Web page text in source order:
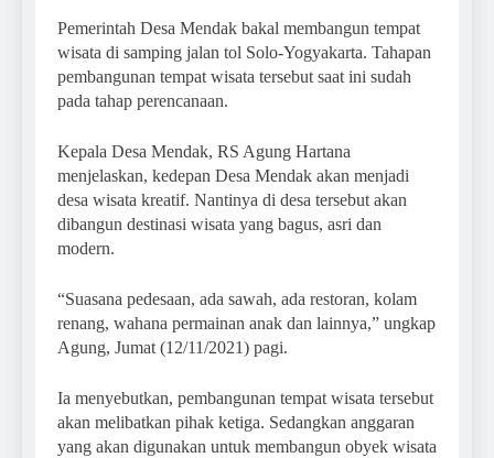
Pemerintah Desa Mendak bakal membangun tempat
wisata di samping jalan tol Solo-Yogyakarta. Tahapan
pembangunan tempat wisata tersebut saat ini sudah
pada tahap perencanaan.
Kepala Desa Mendak, RS Agung Hartana
menjelaskan, kedepan Desa Mendak akan menjadi
desa wisata kreatif. Nantinya di desa tersebut akan
dibangun destinasi wisata yang bagus, asri dan
modern.
“Suasana pedesaan, ada sawah, ada restoran, kolam
renang, wahana permainan anak dan lainnya,” ungkap
Agung, Jumat (12/11/2021) pagi.
Ia menyebutkan, pembangunan tempat wisata tersebut
akan melibatkan pihak ketiga. Sedangkan anggaran
yang akan digunakan untuk membangun obyek wisata